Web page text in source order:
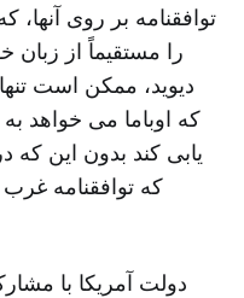
توافقنامه بر روی
را مستقیماً از
دیوید، ممکن است
که اوباما می خواهد
یابی کند بدون این
که توافقنامه
دولت آمریکا با